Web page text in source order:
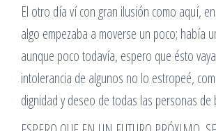
El otro día ví con gran ilusión como aquí,
algo empezaba a moverse un poco; había
aunque poco todavía, espero que ésto
intolerancia de algunos no lo estropeé,
dignidad y deseo de todas las personas de